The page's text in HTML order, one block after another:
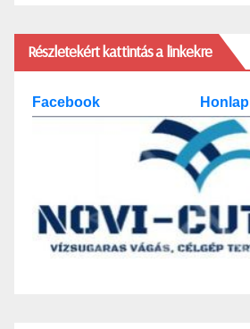
Részletekért kattintás a linkekre
Facebook Honlap